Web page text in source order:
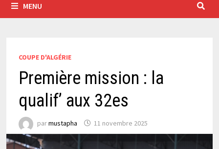
MENU
COUPE D'ALGÉRIE
Première mission : la
qualif’ aux 32es
parmustapha 11 novembre 2025